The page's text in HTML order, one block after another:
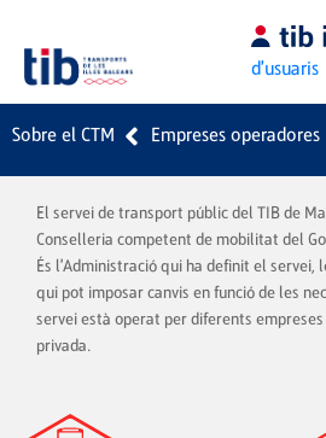
d'usuaris
Sobre el CTM Empreses operadores
El servei de transport públic del TIB de
Conselleria competent de mobilitat del
És l'Administració qui ha definit el servei,
qui pot imposar canvis en funció de les
servei està operat per diferents
privada.